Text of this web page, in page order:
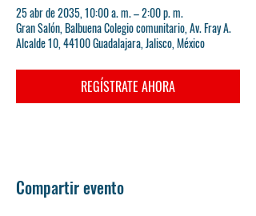
25 abr de 2035, 10:00 a. m. – 2:00 p. m.
Gran Salón, Balbuena Colegio comunitario, Av. Fray A.
Alcalde 10, 44100 Guadalajara, Jalisco, México
REGÍSTRATE AHORA
Compartir evento